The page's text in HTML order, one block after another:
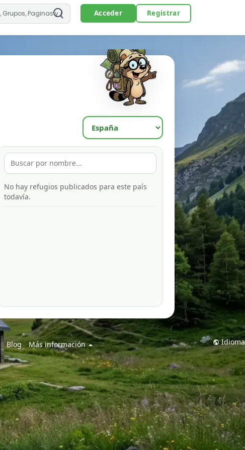
Acceder Registrar
No hay refugios publicados para este país
todavía.
Blog Más información Idioma